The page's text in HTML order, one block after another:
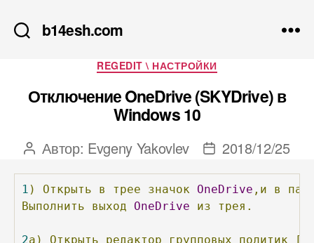
b14esh.com
Рубрики
REGEDIT \ НАСТРОЙКИ
Отключение OneDrive (SKYDrive) в
Windows 10
Автор
записи
Автор: Evgeny Yakovlev
Дата
записи
2018/12/25
1 ) Открыть в трее значок OneDrive ,и в
Выполнить
выход OneDrive из трея.
2а) Открыть редактор групповых политик [